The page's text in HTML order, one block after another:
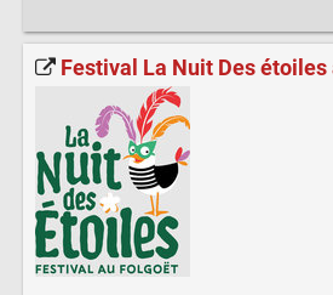
Festival La Nuit Des étoiles